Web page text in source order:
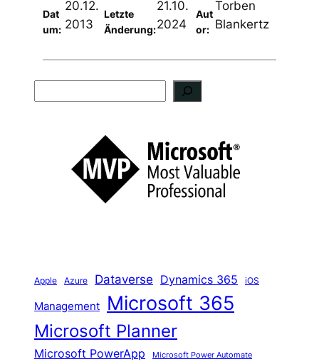
Dat
um:
20.12.
2013
Letzte
Änderung:
21.10.
2024
Aut
or:
Torben
Blankertz
Apple Azure Dataverse Dynamics 365 iOS
Management Microsoft 365
Microsoft Planner
Microsoft PowerApp Microsoft Power Automate